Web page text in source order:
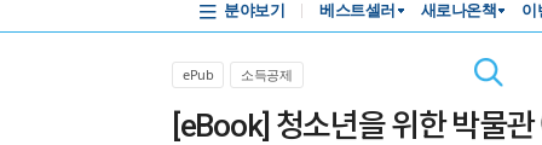
분야보기 베스트셀러 새로나온책 이
ePub 소득공제
[eBook] 청소년을 위한 박물관